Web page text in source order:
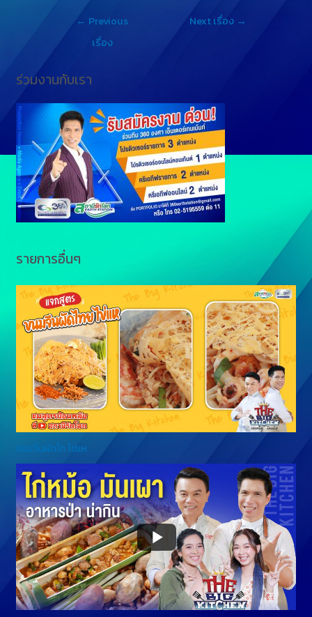
g
e
r
n
k
← Previous
เรื่อง
Next เรื่อง →
ร่วมงานกับเรา
รายการอื่นๆ
ขนมจีนผัดไท ไข่แห